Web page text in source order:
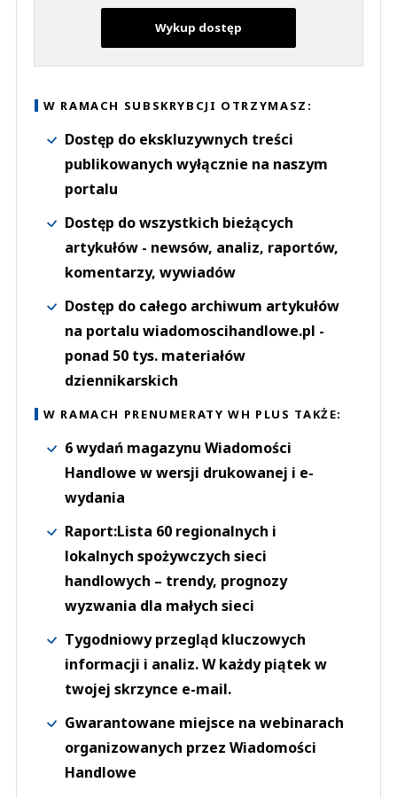
Wykup dostęp
W RAMACH SUBSKRYBCJI OTRZYMASZ:
Dostęp do ekskluzywnych treści
publikowanych wyłącznie na naszym
portalu
Dostęp do wszystkich bieżących
artykułów - newsów, analiz, raportów,
komentarzy, wywiadów
Dostęp do całego archiwum artykułów
na portalu wiadomoscihandlowe.pl -
ponad 50 tys. materiałów
dziennikarskich
W RAMACH PRENUMERATY WH PLUS TAKŻE:
6 wydań magazynu Wiadomości
Handlowe w wersji drukowanej i e-
wydania
Raport:Lista 60 regionalnych i
lokalnych spożywczych sieci
handlowych – trendy, prognozy
wyzwania dla małych sieci
Tygodniowy przegląd kluczowych
informacji i analiz. W każdy piątek w
twojej skrzynce e-mail.
Gwarantowane miejsce na webinarach
organizowanych przez Wiadomości
Handlowe